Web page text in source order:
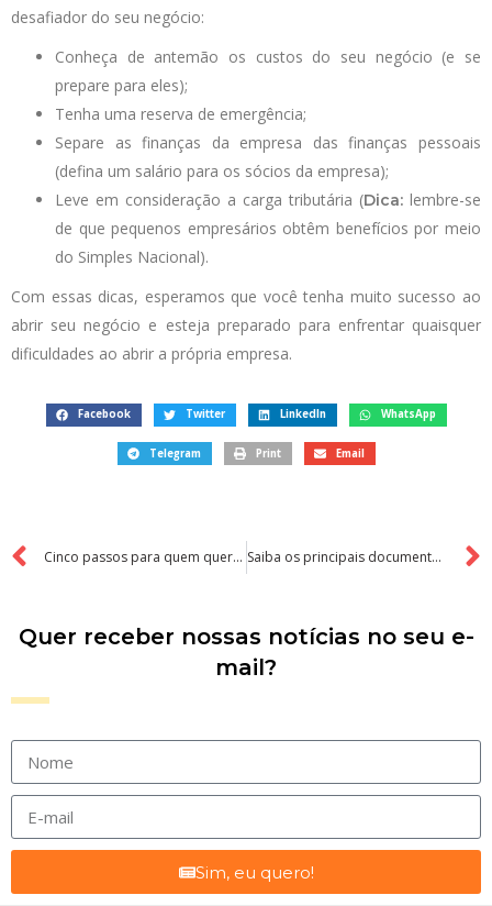
desafiador do seu negócio:
Conheça de antemão os custos do seu negócio (e se
prepare para eles);
Tenha uma reserva de emergência;
Separe as finanças da empresa das finanças pessoais
(defina um salário para os sócios da empresa);
Leve em consideração a carga tributária (Dica: lembre-se
de que pequenos empresários obtêm benefícios por meio
do Simples Nacional).
Com essas dicas, esperamos que você tenha muito sucesso ao
abrir seu negócio e esteja preparado para enfrentar quaisquer
dificuldades ao abrir a própria empresa.
Facebook Twitter LinkedIn WhatsApp
Telegram Print Email
Cinco passos para quem quer adotar inovação em sua empresa Saiba os principais documentos necessário para abrir uma empresa
Quer receber nossas notícias no seu e-
mail?
Sim, eu quero!